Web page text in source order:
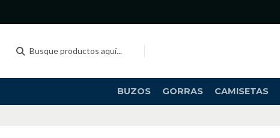
BUZOS GORRAS CAMISETAS